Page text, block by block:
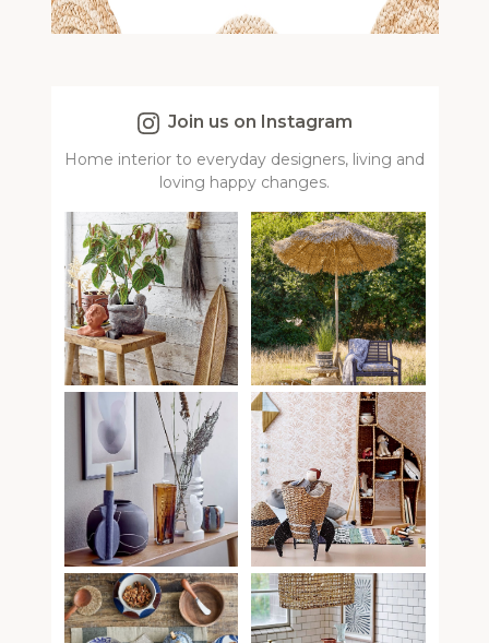
Join us on Instagram
Home interior to everyday designers, living and
loving happy changes.